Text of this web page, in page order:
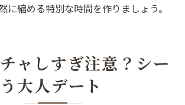
に縮める特別な時間を作りましょう。
ャしすぎ注意？シー
大人デート